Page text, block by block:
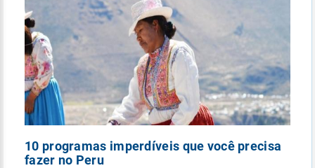
10 programas imperdíveis que você precisa
fazer no Peru